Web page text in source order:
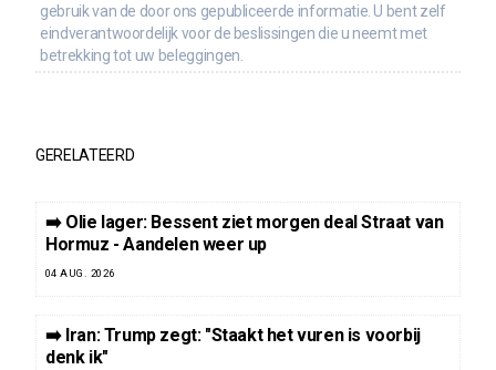
gebruik van de door ons gepubliceerde informatie. U bent zelf
eindverantwoordelijk voor de beslissingen die u neemt met
betrekking tot uw beleggingen.
GERELATEERD
➡️ Olie lager: Bessent ziet morgen deal Straat van
Hormuz - Aandelen weer up
04 AUG. 2026
➡️ Iran: Trump zegt: "Staakt het vuren is voorbij
denk ik"